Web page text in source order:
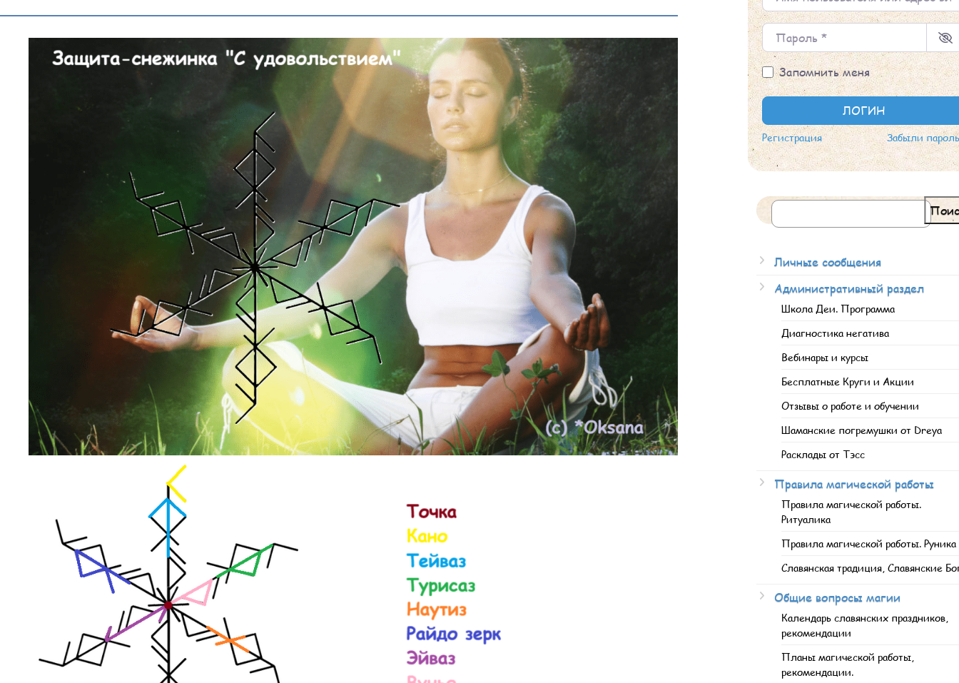
Пароль
Запомнить меня
ЛОГИН
Регистрация Забыли
Личные сообщения
Административный раздел
Школа Деи. Программа
Диагностика негатива
Вебинары и курсы
Бесплатные Круги и Акции
Отзывы о работе и обучении
Шаманские погремушки от Dreya
Расклады от Тэсс
Правила магической работы
Правила магической работы.
Ритуалика
Правила магической работы. Руника
Славянская традиция, Славянские
Общие вопросы магии
Календарь славянских праздников,
рекомендации
Планы магической работы,
рекомендации.